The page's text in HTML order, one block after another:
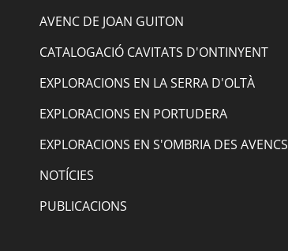
AVENC DE JOAN GUITON
CATALOGACIÓ CAVITATS D'ONTINYENT
EXPLORACIONS EN LA SERRA D'OLTÀ
EXPLORACIONS EN PORTUDERA
EXPLORACIONS EN S'OMBRIA DES AVENCS
NOTÍCIES
PUBLICACIONS